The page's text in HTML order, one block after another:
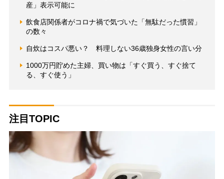
産」表示可能に
飲食店関係者がコロナ禍で気づいた「無駄だった慣習」
の数々
自炊はコスパ悪い？ 料理しない36歳独身女性の言い分
1000万円貯めた主婦、買い物は「すぐ買う、すぐ捨て
る、すぐ使う」
注目TOPIC